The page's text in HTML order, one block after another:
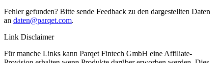
Fehler gefunden? Bitte sende Feedback zu den dargestellten Daten
an daten@parqet.com.
Link Disclaimer
Für manche Links kann Parqet Fintech GmbH eine Affiliate-